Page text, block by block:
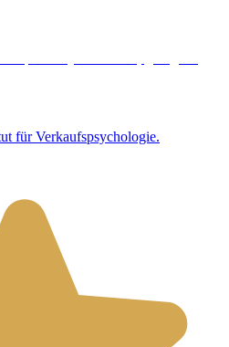
für Verkaufspsychologie.